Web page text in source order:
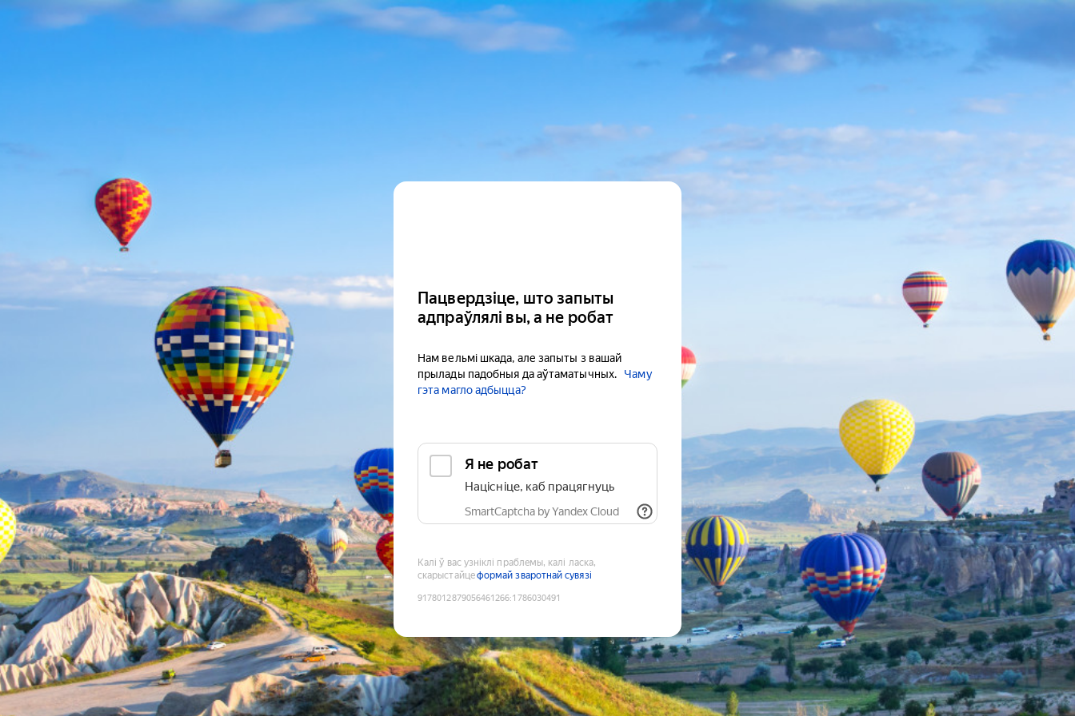
Пацвердзіце, што запыты
адпраўлялі вы, а не робат
Нам вельмі шкада, але запыты з вашай
прылады падобныя да аўтаматычных.
Чаму
гэта магло адбыцца?
Я не робат
Націсніце, каб працягнуць
SmartCaptcha by Yandex Cloud
Калі ў вас узніклі праблемы, калі ласка,
скарыстайцеформай зваротнай сувязі
9178012879056461266:1786030491